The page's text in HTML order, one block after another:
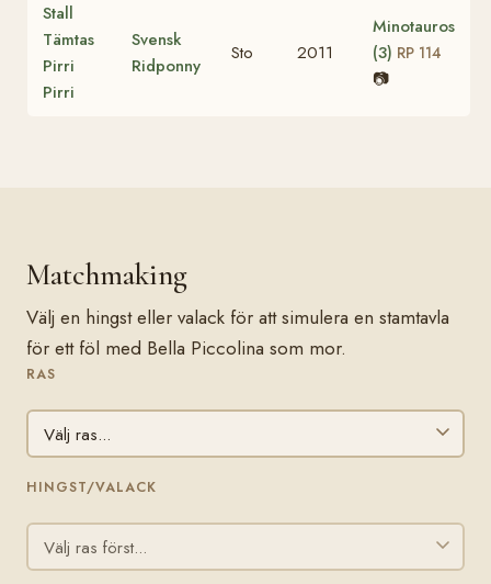
Stall
Tämtas
Pirri
Pirri
Svensk
Ridponny
Sto 2011
Minotauros
(3) RP 114
📷
Matchmaking
Välj en hingst eller valack för att simulera en stamtavla
för ett föl med Bella Piccolina som mor.
RAS
HINGST/VALACK